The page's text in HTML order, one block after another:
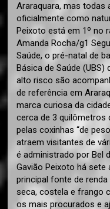
Araraquara, mas todas
oficialmente como
Peixoto está em 1º no
Amanda Rocha/g1
Saúde, o pré-natal de
Básica de Saúde
alto risco são
de referência em
marca curiosa da
cerca de 3 quilômetros
pelas coxinhas “de
atraem visitantes de
é administrado por Bel
Gavião Peixoto há
principal fonte de
seca, costela e frango
os mais procurados e